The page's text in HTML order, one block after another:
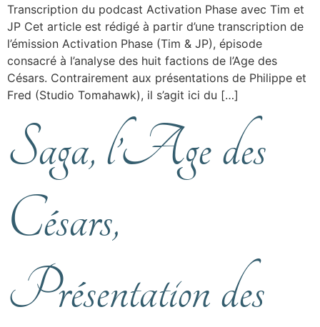
Transcription du podcast Activation Phase avec Tim et
JP Cet article est rédigé à partir d’une transcription de
l’émission Activation Phase (Tim & JP), épisode
consacré à l’analyse des huit factions de l’Age des
Césars. Contrairement aux présentations de Philippe et
Fred (Studio Tomahawk), il s’agit ici du […]
Saga, l’Age des
Césars,
Présentation des